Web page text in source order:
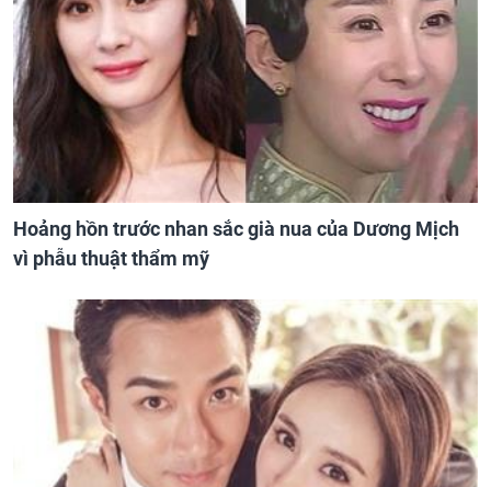
Hoảng hồn trước nhan sắc già nua của Dương Mịch
vì phẫu thuật thẩm mỹ